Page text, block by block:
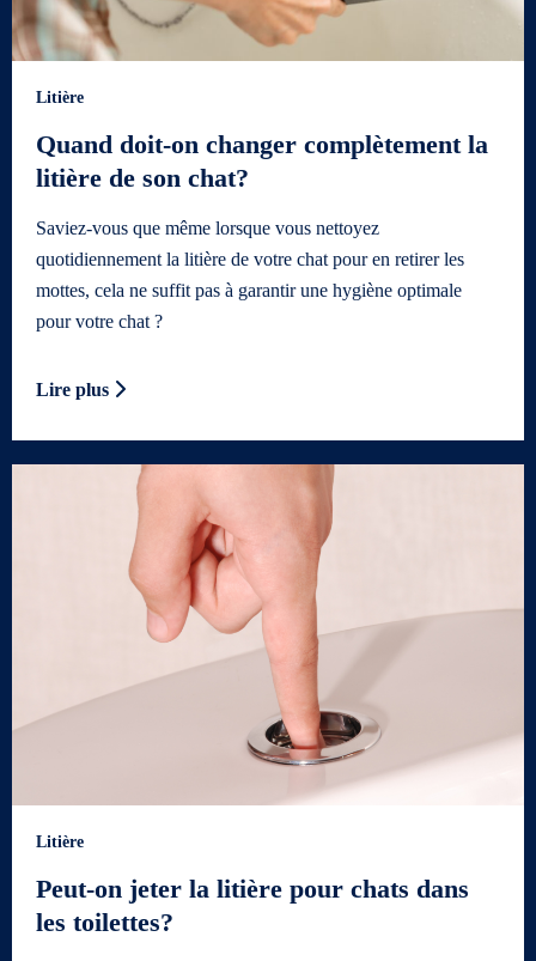
Litière
Quand doit-on changer complètement la
litière de son chat?
Saviez-vous que même lorsque vous nettoyez
quotidiennement la litière de votre chat pour en retirer les
mottes, cela ne suffit pas à garantir une hygiène optimale
pour votre chat ?
Lire plus
Litière
Peut-on jeter la litière pour chats dans
les toilettes?